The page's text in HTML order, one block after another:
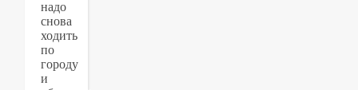
надо
снова
ходить
по
городу
и